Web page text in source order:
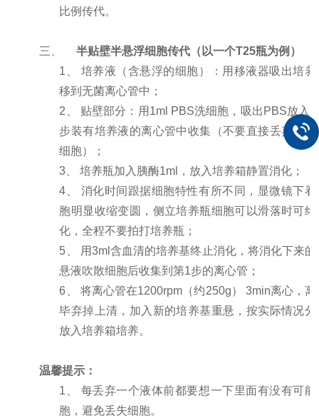
比例传代。
三、
半贴壁半悬浮细胞传代（以一个T25瓶为例）
1、 培养液（含悬浮的细胞）：用移液器吸出培养
移到无菌离心管中；
2、 贴壁部分：用1ml PBS洗细胞，吸出PBS放入
步装有培养液的离心管中收集（不要直接丢弃，里
细胞）；
3、 培养瓶加入胰酶1ml，放入培养箱静置消化；
4、 消化时间跟据细胞特性有所不同，显微镜下看
胞明显收缩变圆，侧立培养瓶细胞可以滑落时可终
化，全程不要拍打培养瓶；
5、 用3ml含血清的培养基终止消化，将消化下来的
悬液吹散细胞后收集到第1步的离心管；
6、 将离心管在1200rpm（约250g） 3min离心，离
毕弃掉上清，加入新的培养基重悬，按实际情况分
放入培养箱培养。
温馨提示：
1、 每丢弃一个液体前都要想一下里面有没有可能
胞，避免丢失细胞。